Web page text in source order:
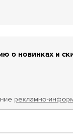
о новинках и
рекламно-